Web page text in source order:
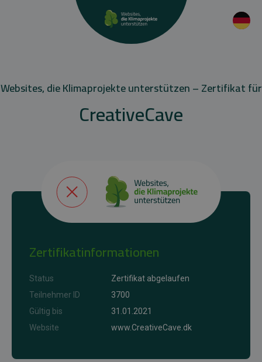
Websites, die Klimaprojekte unterstützen – Zertifikat für
CreativeCave
Zertifikatinformationen
Status
Zertifikat abgelaufen
Teilnehmer ID
3700
Gültig bis
31.01.2021
Website
www.CreativeCave.dk